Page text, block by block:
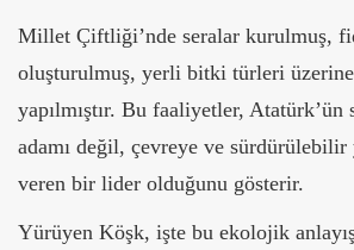
Millet Çiftliği’nde seralar kurulmuş,
oluşturulmuş, yerli bitki türleri
yapılmıştır. Bu faaliyetler, Atatürk’ün
adamı değil, çevreye ve sürdürülebilir
veren bir lider olduğunu gösterir.
Yürüyen Köşk, işte bu ekolojik